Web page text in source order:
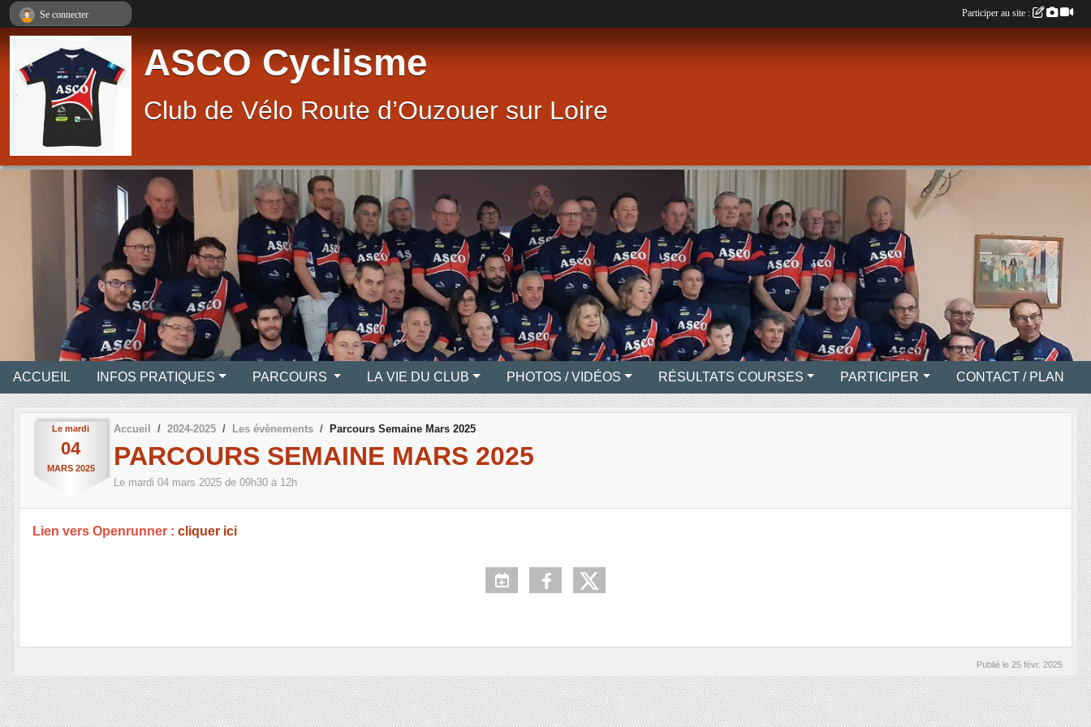
ASCO Cyclisme
Club de Vélo Route d’Ouzouer sur Loire
ACCUEIL INFOS PRATIQUES PARCOURS LA VIE DU CLUB PHOTOS / VIDÉOS RÉSULTATS COURSES PARTICIPER CONTACT / PLAN
Le mardi
04
MARS 2025
Accueil 2024-2025 Les évènements Parcours Semaine Mars 2025
PARCOURS SEMAINE MARS 2025
Le mardi 04 mars 2025 de 09h30 à 12h
Lien vers Openrunner : cliquer ici
Publié le 25 févr. 2025
Se connecter Participer au site :
Panneau de gestion des cookies